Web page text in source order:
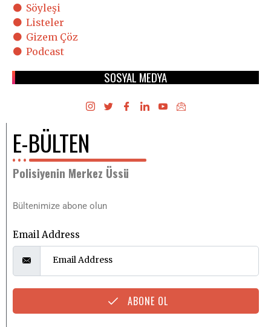
Söyleşi
Listeler
Gizem Çöz
Podcast
SOSYAL MEDYA
E-BÜLTEN
Polisiyenin Merkez Üssü
Bültenimize abone olun
Email Address
ABONE OL